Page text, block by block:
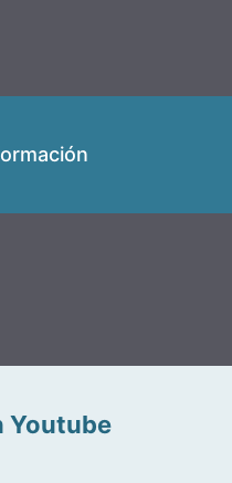
Youtube